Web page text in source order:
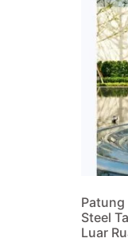
Patung
Steel
Luar